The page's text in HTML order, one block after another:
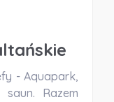
- Aquapark,
Razem